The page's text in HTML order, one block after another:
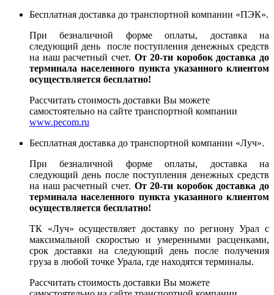
Бесплатная доставка до транспортной компании «ПЭК».
При безналичной форме оплаты, доставка на
следующий день после поступления денежных средств
на наш расчетный счет. От 20-ти коробок доставка до
терминала населенного пункта указанного клиентом
осуществляется бесплатно!
Рассчитать стоимость доставки Вы можете
самостоятельно на сайте транспортной компании
www.pecom.ru
Бесплатная доставка до транспортной компании «Луч».
При безналичной форме оплаты, доставка на
следующий день после поступления денежных средств
на наш расчетный счет. От 20-ти коробок доставка до
терминала населенного пункта указанного клиентом
осуществляется бесплатно!
ТК «Луч» осуществляет доставку по региону Урал с
максимальной скоростью и умеренными расценками,
срок доставки на следующий день после получения
груза в любой точке Урала, где находятся терминалы.
Рассчитать стоимость доставки Вы можете